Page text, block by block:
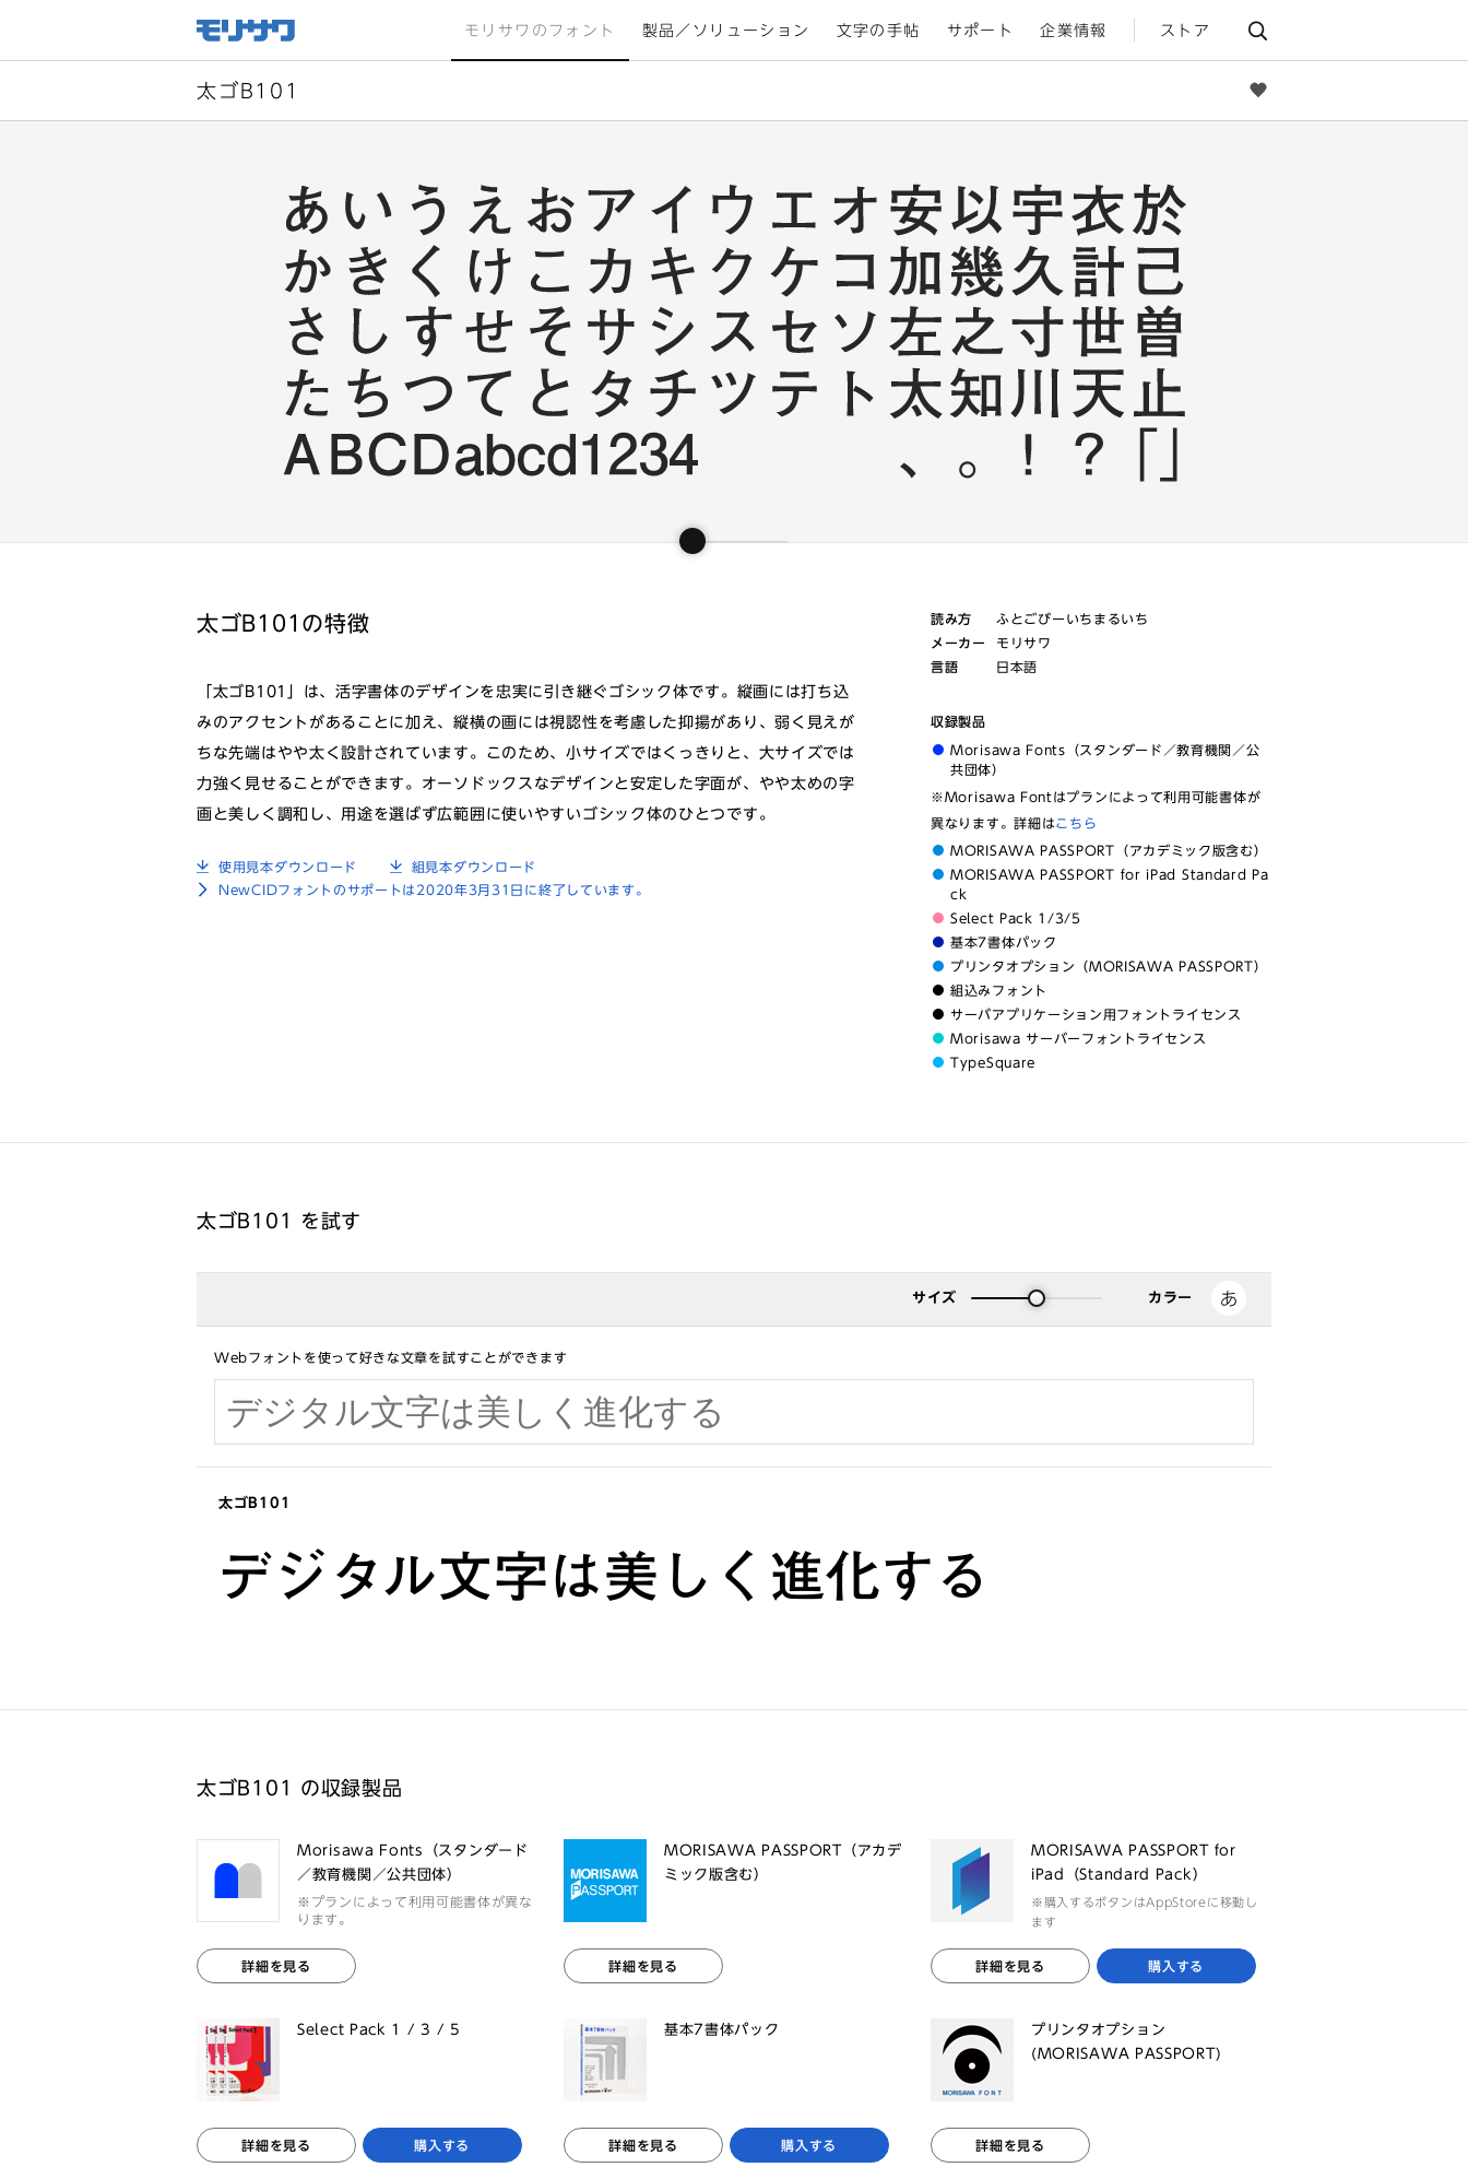
モリサワのフォント 製品／ソリューション 文字の手帖 サポート 企業情報 ストア
太ゴB101
太ゴB101の特徴
「太ゴB101」は、活字書体のデザインを忠実に引き継ぐゴシック体です。縦画には打ち込
みのアクセントがあることに加え、縦横の画には視認性を考慮した抑揚があり、弱く見えが
ちな先端はやや太く設計されています。このため、小サイズではくっきりと、大サイズでは
力強く見せることができます。オーソドックスなデザインと安定した字面が、やや太めの字
画と美しく調和し、用途を選ばず広範囲に使いやすいゴシック体のひとつです。
使用見本ダウンロード
組見本ダウンロード
NewCIDフォントのサポートは2020年3月31日に終了しています。
読み方
ふとごびーいちまるいち
メーカー
モリサワ
言語
日本語
収録製品
Morisawa Fonts（スタンダード／教育機関／公
共団体）
※Morisawa Fontはプランによって利用可能書体が
異なります。詳細はこちら
MORISAWA PASSPORT（アカデミック版含む）
MORISAWA PASSPORT for iPad Standard Pa
ck
Select Pack 1/3/5
基本7書体パック
プリンタオプション（MORISAWA PASSPORT）
組込みフォント
サーバアプリケーション用フォントライセンス
Morisawa サーバーフォントライセンス
TypeSquare
太ゴB101 を試す
サイズ カラー
Webフォントを使って好きな文章を試すことができます
太ゴB101
デジタル文字は美しく進化する
太ゴB101 の収録製品
Morisawa Fonts（スタンダード
／教育機関／公共団体）
※プランによって利用可能書体が異な
ります。
詳細を見る
MORISAWA PASSPORT（アカデ
ミック版含む）
詳細を見る
MORISAWA PASSPORT for
iPad（Standard Pack）
※購入するボタンはAppStoreに移動し
ます
詳細を見る 購入する
Select Pack 1 / 3 / 5
詳細を見る 購入する
基本7書体パック
詳細を見る 購入する
プリンタオプション
(MORISAWA PASSPORT)
詳細を見る